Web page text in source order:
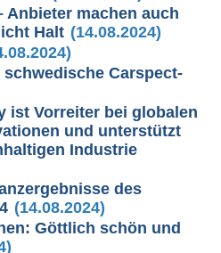
Anbieter machen auch
Halt (14.08.2024)
schwedische Carspect-
ist Vorreiter bei globalen
und unterstützt
Industrie
des
(14.08.2024)
Göttlich schön und